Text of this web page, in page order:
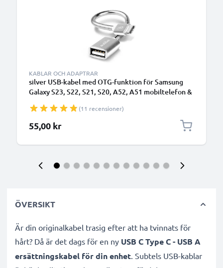
KABLAR OCH ADAPTRAR
silver USB-kabel med OTG-funktion för Samsung
Galaxy S23, S22, S21, S20, A52, A51 mobiltelefon &
kabel
(11 recensioner)
55,00 kr
ÖVERSIKT
Är din originalkabel trasig efter att ha tvinnats för
hårt? Då är det dags för en ny USB C Type C - USB A
ersättningskabel för din enhet. Subtels USB-kablar